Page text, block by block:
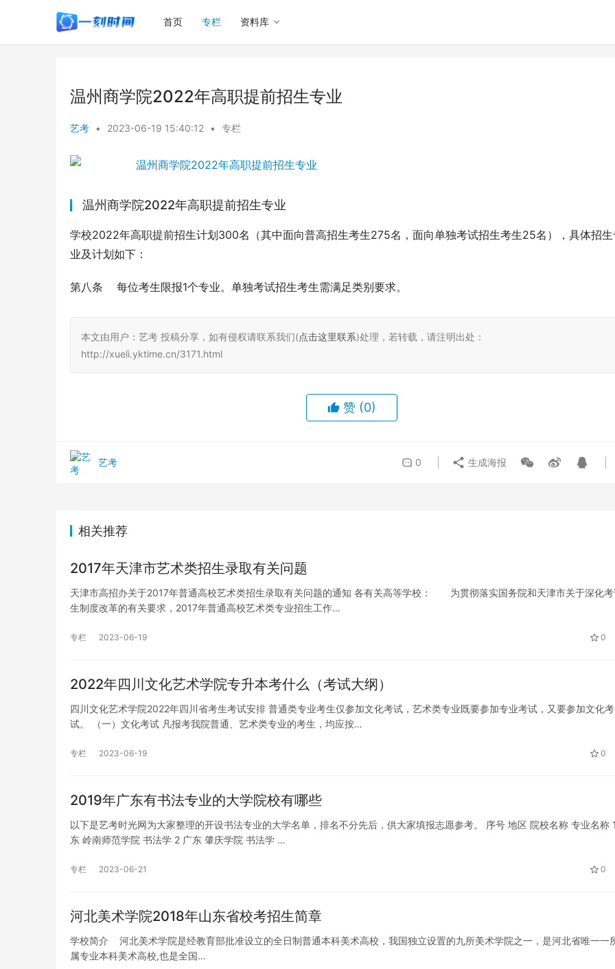
首页 专栏 资料库
温州商学院2022年高职提前招生专业
艺考 • 2023-06-19 15:40:12 • 专栏
温州商学院2022年高职提前招生专业
学校2022年高职提前招生计划300名（其中面向普高招生考生275名，面向单独考试招生考生25名），具体招
业及计划如下：
第八条    每位考生限报1个专业。单独考试招生考生需满足类别要求。
本文由用户：艺考 投稿分享，如有侵权请联系我们(点击这里联系)处理，若转载，请注明出处：
http://xueli.yktime.cn/3171.html
赞 (0)
艺考 0 生成海报
相关推荐
2017年天津市艺术类招生录取有关问题
天津市高招办关于2017年普通高校艺术类招生录取有关问题的通知 各有关高等学校： 为贯彻落实国务院和天津市关于深化考
生制度改革的有关要求，2017年普通高校艺术类专业招生工作…
专栏 2023-06-19 0
2022年四川文化艺术学院专升本考什么（考试大纲）
四川文化艺术学院2022年四川省考生考试安排 普通类专业考生仅参加文化考试，艺术类专业既要参加专业考试，又要参加文化考
试。 （一）文化考试 凡报考我院普通、艺术类专业的考生，均应按…
专栏 2023-06-19 0
2019年广东有书法专业的大学院校有哪些
以下是艺考时光网为大家整理的开设书法专业的大学名单，排名不分先后，供大家填报志愿参考。 序号 地区 院校名称 专业名称
东 岭南师范学院 书法学 2 广东 肇庆学院 书法学 …
专栏 2023-06-21 0
河北美术学院2018年山东省校考招生简章
学校简介 河北美术学院是经教育部批准设立的全日制普通本科美术高校，我国独立设置的九所美术学院之一，是河北省唯一一
属专业本科美术高校,也是全国…